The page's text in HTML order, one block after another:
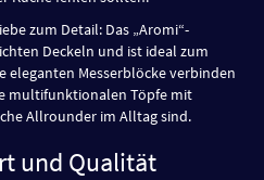
zum Detail: Das „Aromi“-
Deckeln und ist ideal zum
eleganten Messerblöcke verbinden
multifunktionalen Töpfe mit
Allrounder im Alltag sind.
und Qualität